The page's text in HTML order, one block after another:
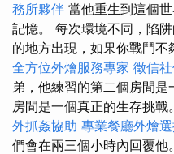
務所夥伴 當他重生到這個
記憶。 每次環境不同，陷
的地方出現，如果你戰鬥不
全方位外燴服務專家 徵信
弟，他練習的第二個房間
房間是一個真正的生存挑戰
外抓姦協助 專業餐廳外燴
們會在兩三個小時內回覆他